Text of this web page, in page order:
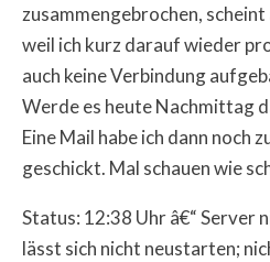
zusammengebrochen,
weil ich kurz darauf wieder
auch keine Verbindung
Werde es heute Nachmittag
Eine Mail habe ich dann noch
geschickt. Mal schauen wie
Status: 12:38 Uhr â€“ Server
lässt sich nicht neustarten;